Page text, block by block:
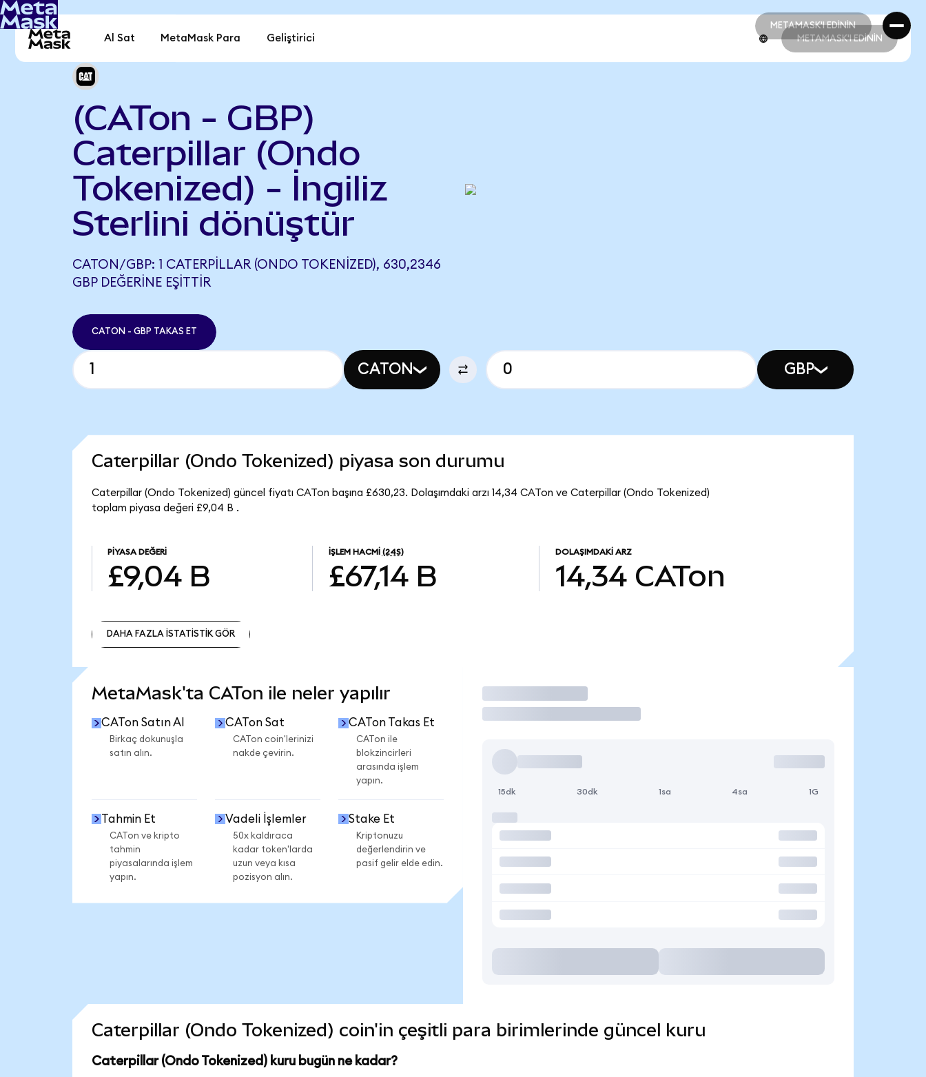
METAMASK'I EDİNİN
METAMASK'I EDİNİN
Al Sat MetaMask Para Geliştirici METAMASK'I EDİNİN
(CATon - GBP)
Caterpillar (Ondo
Tokenized) - İngiliz
Sterlini dönüştür
CATON/GBP: 1 CATERPILLAR (ONDO TOKENIZED), 630,2346
GBP DEĞERINE EŞITTIR
CATON - GBP TAKAS ET
CATON GBP
Caterpillar (Ondo Tokenized) piyasa son durumu
Caterpillar (Ondo Tokenized) güncel fiyatı CATon başına £630,23. Dolaşımdaki arzı 14,34 CATon ve Caterpillar (Ondo Tokenized)
toplam piyasa değeri £9,04 B .
PIYASA DEĞERI
£9,04 B
İŞLEM HACMI (24S)
£67,14 B
DOLAŞIMDAKI ARZ
14,34 CATon
DAHA FAZLA İSTATİSTİK GÖR
MetaMask'ta CATon ile neler yapılır
CATon Satın Al
Birkaç dokunuşla
satın alın.
CATon Sat
CATon coin'lerinizi
nakde çevirin.
CATon Takas Et
CATon ile
blokzincirleri
arasında işlem
yapın.
Tahmin Et
CATon ve kripto
tahmin
piyasalarında işlem
yapın.
Vadeli İşlemler
50x kaldıraca
kadar token'larda
uzun veya kısa
pozisyon alın.
Stake Et
Kriptonuzu
değerlendirin ve
pasif gelir elde edin.
İşlem Yap
15dk 30dk 1sa 4sa 1G
Caterpillar (Ondo Tokenized) coin'in çeşitli para birimlerinde güncel kuru
Caterpillar (Ondo Tokenized) kuru bugün ne kadar?